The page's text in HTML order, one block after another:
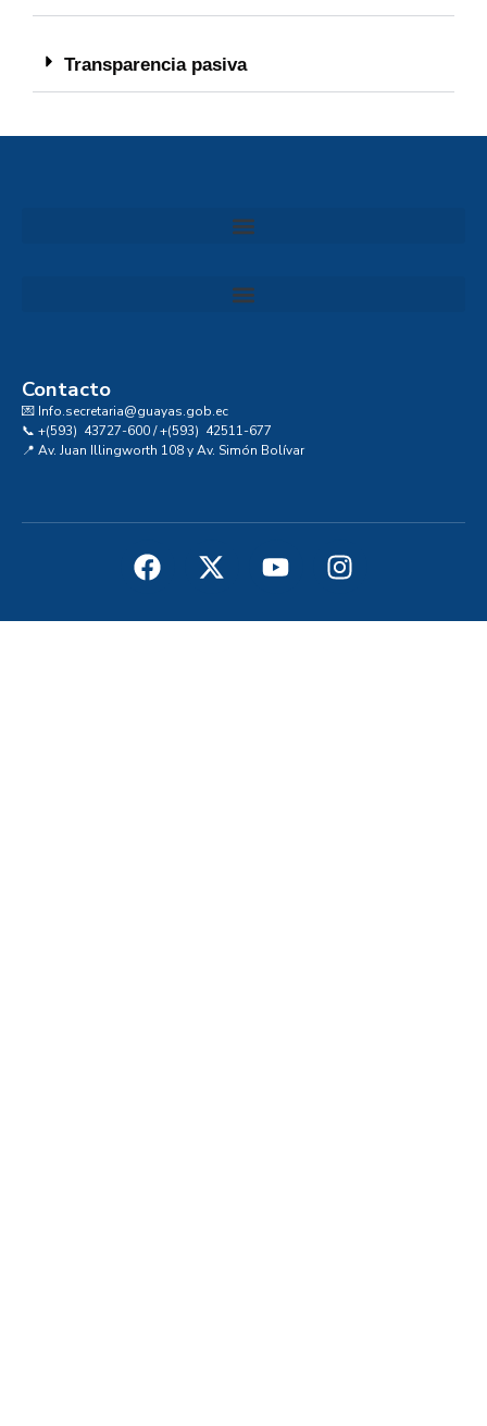
Transparencia pasiva
Contacto
💌 Info.secretaria@guayas.gob.ec
📞 +(593) 43727-600 / +(593) 42511-677
📍 Av. Juan Illingworth 108 y Av. Simón Bolívar